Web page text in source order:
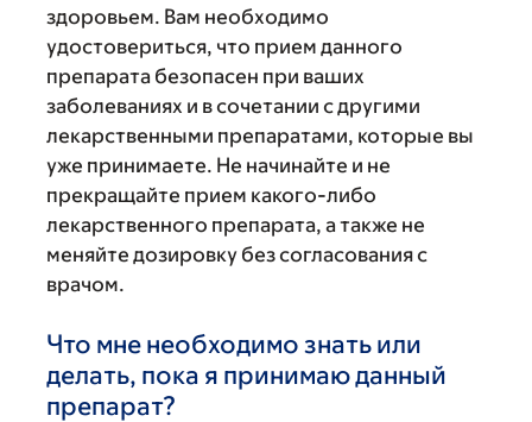
здоровьем. Вам необходимо
удостовериться, что прием данного
препарата безопасен при ваших
заболеваниях и в сочетании с другими
лекарственными препаратами, которые вы
уже принимаете. Не начинайте и не
прекращайте прием какого-либо
лекарственного препарата, а также не
меняйте дозировку без согласования с
врачом.
Что мне необходимо знать или
делать, пока я принимаю данный
препарат?